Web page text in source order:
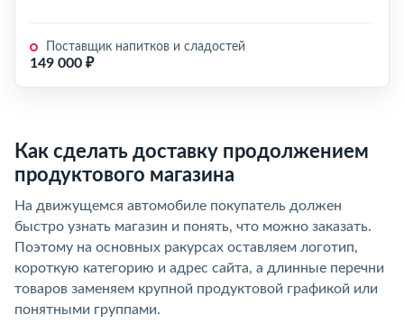
Поставщик напитков и сладостей
149 000 ₽
Как сделать доставку продолжением
продуктового магазина
На движущемся автомобиле покупатель должен
быстро узнать магазин и понять, что можно заказать.
Поэтому на основных ракурсах оставляем логотип,
короткую категорию и адрес сайта, а длинные перечни
товаров заменяем крупной продуктовой графикой или
понятными группами.